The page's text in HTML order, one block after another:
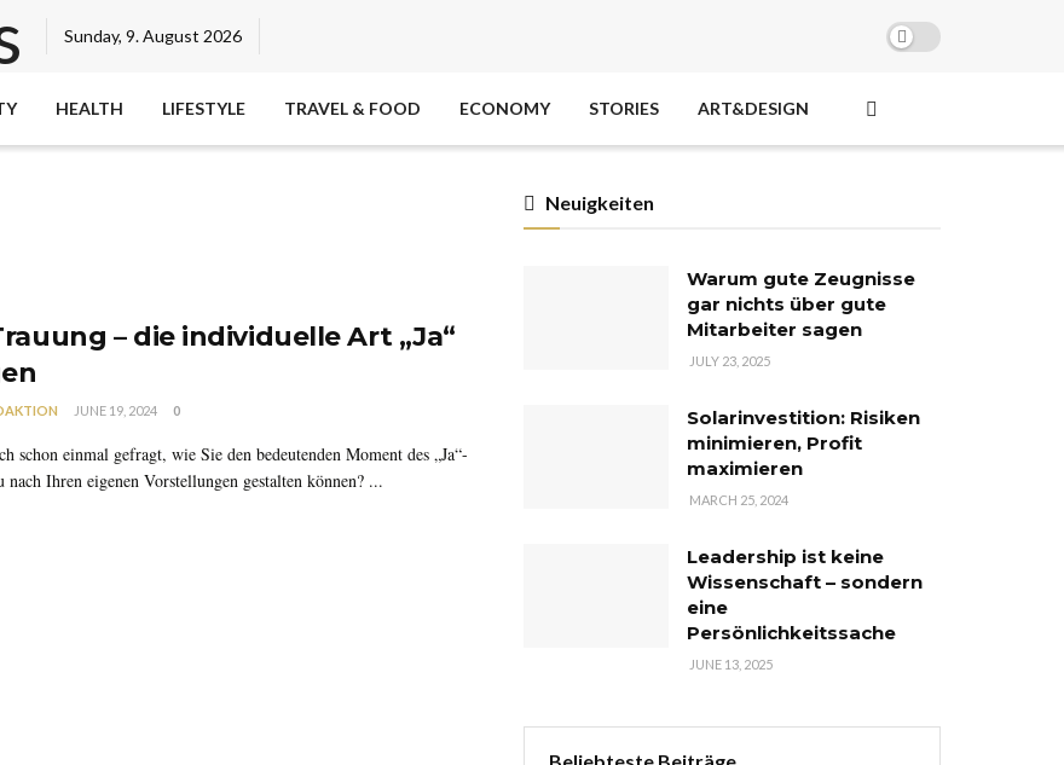
Sunday, 9. August 2026
HEALTH LIFESTYLE TRAVEL & FOOD ECONOMY STORIES ART&DESIGN
– die individuelle Art „Ja“
JUNE 19, 2024 0
schon einmal gefragt, wie Sie den bedeutenden Moment des „Ja“-
nach Ihren eigenen Vorstellungen gestalten können? ...
Neuigkeiten
Warum gute Zeugnisse
gar nichts über gute
Mitarbeiter sagen
JULY 23, 2025
Solarinvestition: Risiken
minimieren, Profit
maximieren
MARCH 25, 2024
Leadership ist keine
Wissenschaft – sondern
eine
Persönlichkeitssache
JUNE 13, 2025